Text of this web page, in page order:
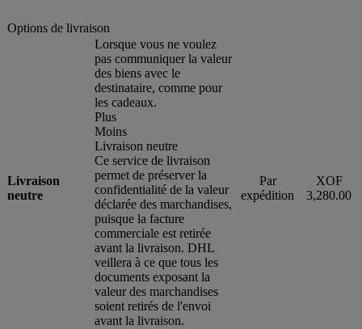
Options de livraison
Livraison
neutre
Lorsque vous ne voulez
pas communiquer la valeur
des biens avec le
destinataire, comme pour
les cadeaux.
Plus
Moins
Livraison neutre
Ce service de livraison
permet de préserver la
confidentialité de la valeur
déclarée des marchandises,
puisque la facture
commerciale est retirée
avant la livraison. DHL
veillera à ce que tous les
documents exposant la
valeur des marchandises
soient retirés de l'envoi
avant la livraison.
Par
expédition
XOF
3,280.00